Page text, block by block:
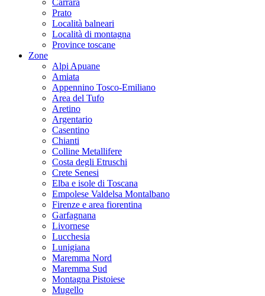
Carrara
Prato
Località balneari
Località di montagna
Province toscane
Zone
Alpi Apuane
Amiata
Appennino Tosco-Emiliano
Area del Tufo
Aretino
Argentario
Casentino
Chianti
Colline Metallifere
Costa degli Etruschi
Crete Senesi
Elba e isole di Toscana
Empolese Valdelsa Montalbano
Firenze e area fiorentina
Garfagnana
Livornese
Lucchesia
Lunigiana
Maremma Nord
Maremma Sud
Montagna Pistoiese
Mugello